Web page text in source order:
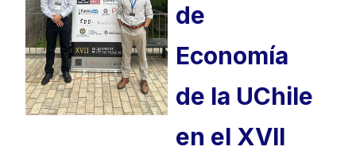
de
Economía
de la UChile
en el XVII